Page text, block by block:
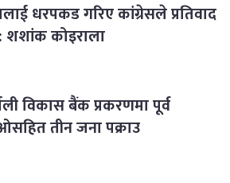
धरपकड गरिए कांग्रेसले प्रतिवाद
शशांक कोइराला
विकास बैंक प्रकरणमा पूर्व
तीन जना पक्राउ